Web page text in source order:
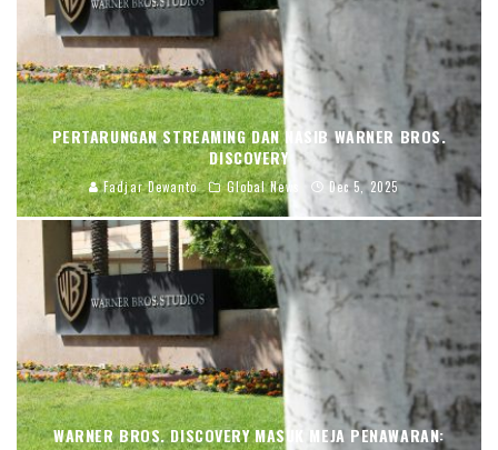
PERTARUNGAN STREAMING DAN NASIB WARNER BROS.
DISCOVERY
Fadjar Dewanto Global News Dec 5, 2025
WARNER BROS. DISCOVERY MASUK MEJA PENAWARAN: